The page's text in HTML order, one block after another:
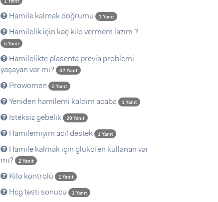
Hamile kalmak doğrumu 1 Yanıt
Hamilelik için kaç kilo vermem lazım ?
5 Yanıt
Hamilelikte plasenta previa problemi
yaşayan var mı?
32 Yanıt
Prowomen 2 Yanıt
Yeniden hamilemi kaldım acaba 1 Yanıt
Isteksiz gebelik 39 Yanıt
Hamilemiyim acil destek 1 Yanıt
Hamile kalmak için glukofen kullanan var
mı?
2 Yanıt
Kilo kontrolü 1 Yanıt
Hcg testi sonucu 1 Yanıt